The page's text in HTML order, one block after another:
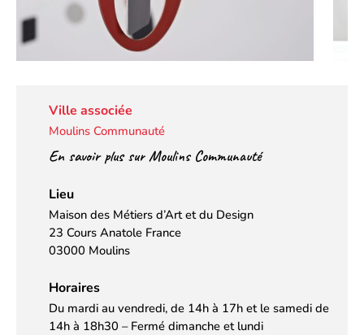
Ville associée
Moulins Communauté
En savoir plus sur Moulins Communauté
Lieu
Maison des Métiers d’Art et du Design
23 Cours Anatole France
03000 Moulins
Horaires
Du mardi au vendredi, de 14h à 17h et le samedi de
14h à 18h30 – Fermé dimanche et lundi